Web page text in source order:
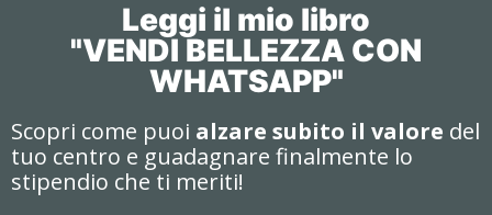
Leggi il mio libro
"VENDI BELLEZZA CON
WHATSAPP"
Scopri come puoi alzare subito il valore del
tuo centro e guadagnare finalmente lo
stipendio che ti meriti!